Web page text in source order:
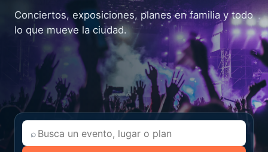
Conciertos, exposiciones, planes en familia y todo
lo que mueve la ciudad.
⌕